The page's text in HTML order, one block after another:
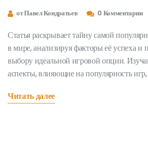
от Павел Кондратьев 0 Комментарии
Статья раскрывает тайну самой
в мире, анализируя факторы её успеха и
выбору идеальной игровой опции.
аспекты, влияющие на популярность игр,
проведения. Представлены интересные
Читать далее